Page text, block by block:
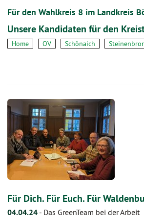
Für den Wahlkreis 8 im Landkreis
Unsere Kandidaten für den
Home OV Schönaich
Für Dich. Für Euch. Für
04.04.24 - Das GreenTeam bei der Arbeit